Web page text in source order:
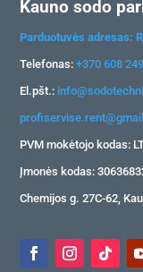
Kauno sodo
Parduotuvės adresas:
Telefonas:+370 608
El.pšt.:
PVM mokėtojo kodas:
Įmonės kodas:
Chemijos g. 27C-62,